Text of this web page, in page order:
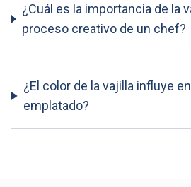
¿Cuál es la importancia de la
proceso creativo de un chef?
¿El color de la vajilla influye
emplatado?